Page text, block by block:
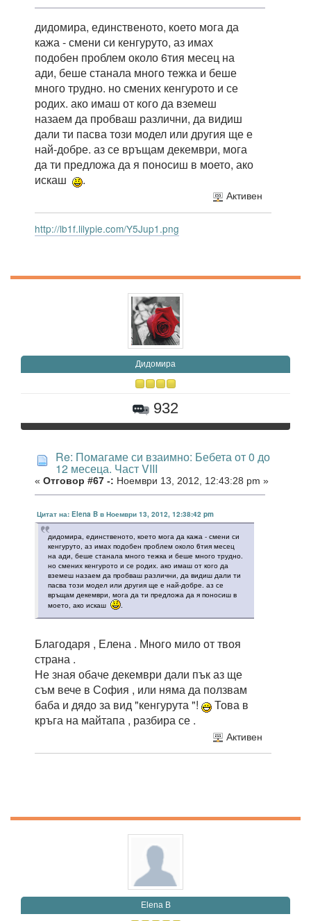
дидомира, единственото, което мога да
кажа - смени си кенгуруто, аз имах
подобен проблем около 6тия месец на
ади, беше станала много тежка и беше
много трудно. но смених кенгурото и се
родих. ако имаш от кого да вземеш
назаем да пробваш различни, да видиш
дали ти пасва този модел или другия ще е
най-добре. аз се връщам декември, мога
да ти предложа да я поносиш в моето, ако
искаш
.
Активен
http://lb1f.lilypie.com/Y5Jup1.png
Дидомира
932
Re: Помагаме си взаимно: Бебета от 0 до
12 месеца. Част VIII
« Отговор #67 -: Ноември 13, 2012, 12:43:28 pm »
Цитат на: Elena B в Ноември 13, 2012, 12:38:42 pm
дидомира, единственото, което мога да кажа - смени си
кенгуруто, аз имах подобен проблем около 6тия месец
на ади, беше станала много тежка и беше много трудно.
но смених кенгурото и се родих. ако имаш от кого да
вземеш назаем да пробваш различни, да видиш дали ти
пасва този модел или другия ще е най-добре. аз се
връщам декември, мога да ти предложа да я поносиш в
моето, ако искаш
.
Благодаря , Елена . Много мило от твоя
страна .
Не зная обаче декември дали пък аз ще
съм вече в София , или няма да ползвам
баба и дядо за вид "кенгурута "!
Това в
кръга на майтапа , разбира се .
Активен
Elena B